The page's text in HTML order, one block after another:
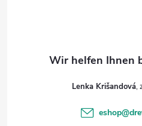
Lenka Krišandová
eshop@